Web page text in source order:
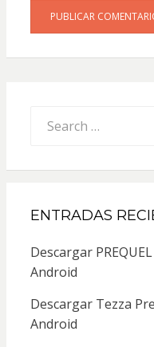
for:
ENTRADAS
Descargar
Android
Descargar Tezza
Android